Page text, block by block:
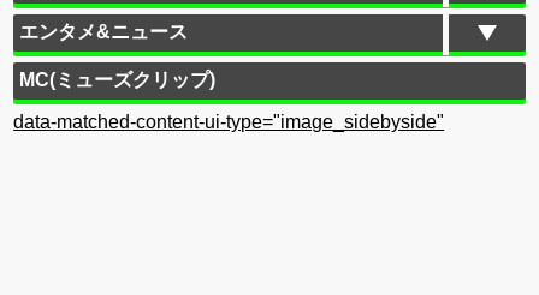
エンタメ&ニュース
MC(ミューズクリップ)
data-matched-content-ui-type="image_sidebyside"